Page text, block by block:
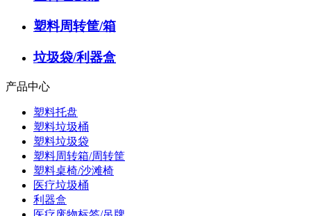
塑料周转筐/箱
垃圾袋/利器盒
产品中心
塑料托盘
塑料垃圾桶
塑料垃圾袋
塑料周转箱/周转筐
塑料桌椅/沙滩椅
医疗垃圾桶
利器盒